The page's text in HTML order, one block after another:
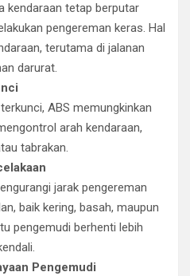
kendaraan tetap berputar
pengereman keras. Hal
terutama di jalanan
darurat.
ABS memungkinkan
arah kendaraan,
tabrakan.
jarak pengereman
baik kering, basah, maupun
pengemudi berhenti lebih
Pengemudi